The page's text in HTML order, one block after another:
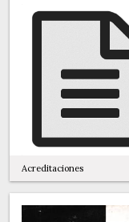
Acreditaciones